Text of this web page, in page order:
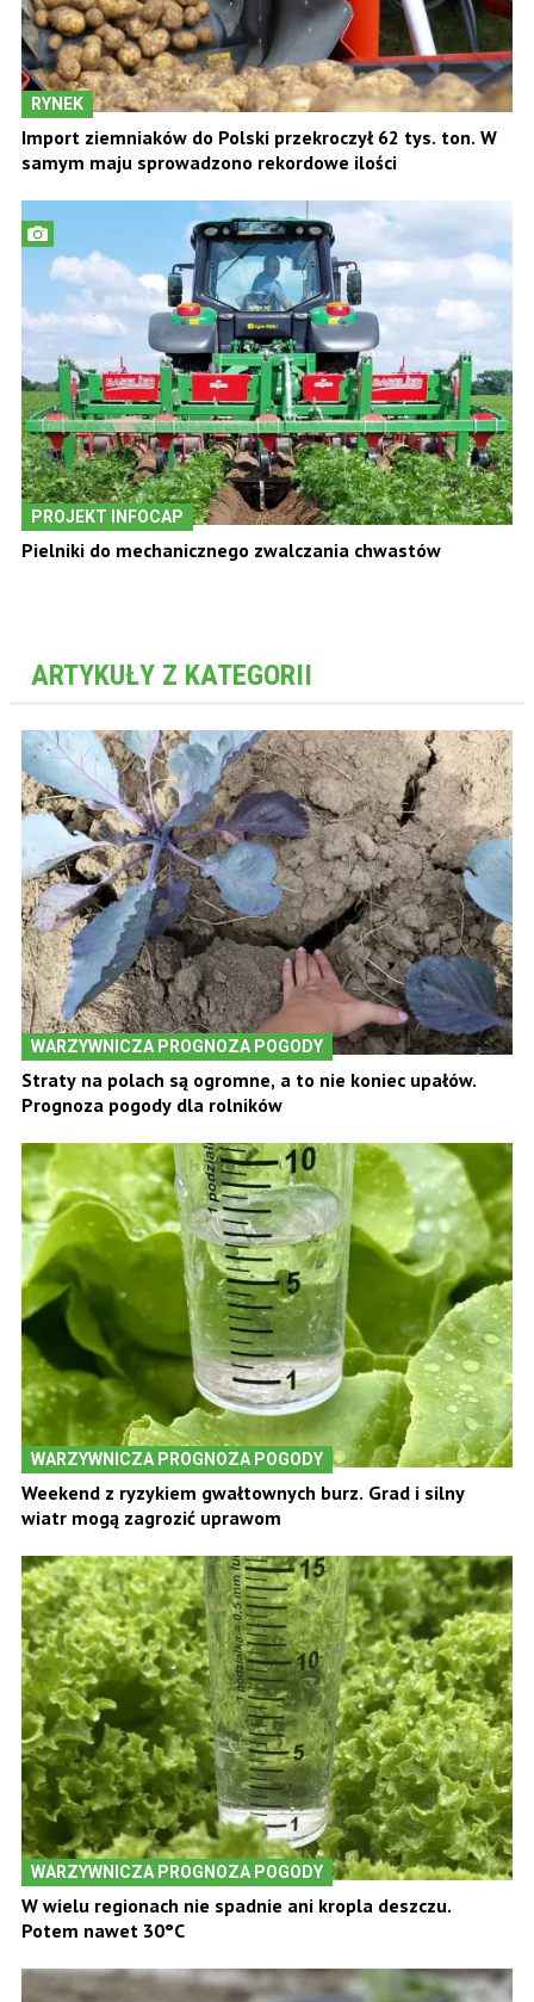
RYNEK
Import ziemniaków do Polski przekroczył 62 tys. ton. W
samym maju sprowadzono rekordowe ilości
PROJEKT INFOCAP
Pielniki do mechanicznego zwalczania chwastów
ARTYKUŁY Z KATEGORII
WARZYWNICZA PROGNOZA POGODY
Straty na polach są ogromne, a to nie koniec upałów.
Prognoza pogody dla rolników
WARZYWNICZA PROGNOZA POGODY
Weekend z ryzykiem gwałtownych burz. Grad i silny
wiatr mogą zagrozić uprawom
WARZYWNICZA PROGNOZA POGODY
W wielu regionach nie spadnie ani kropla deszczu.
Potem nawet 30°C